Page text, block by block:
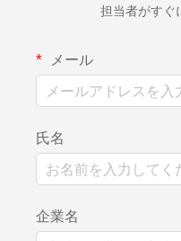
担当者がすぐ
メール
氏名
企業名